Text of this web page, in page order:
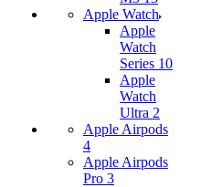
Apple Watch
Apple
Watch
Series 10
Apple
Watch
Ultra 2
Apple Airpods
4
Apple Airpods
Pro 3